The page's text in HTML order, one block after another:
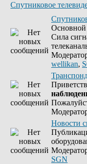
Спутниковое
Основной
Сила
wellikan,
Новости
SGN